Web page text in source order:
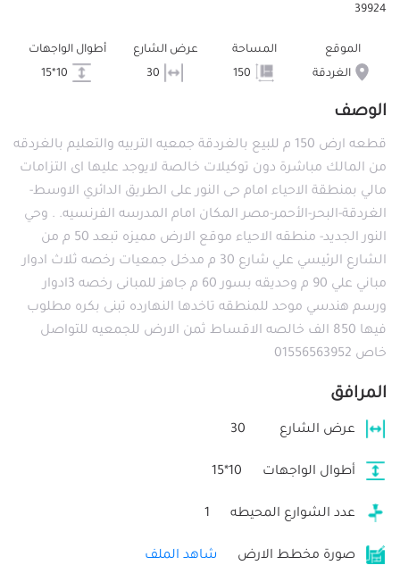
39924
الموقع
الغردقة
المساحة
عرض الشارع
أطوال الواجهات
الوصف
قطعه ارض 150 م للبيع بالغردقة جمعيه التربيه والتعليم بالغردقه
من المالك مباشرة دون توكيلات خالصة لايوجد عليها اى التزامات
مالي بمنطقة الاحياء امام حى النور على الطريق الدائري الاوسط-
الغردقة-البحر-الأحمر-مصر المكان امام المدرسه الفرنسيه. . وحي
النور الجديد- منطقه الاحياء موقع الارض مميزه تبعد 50 م من
الشارع الرئيسي علي شارع 30 م مدخل جمعيات رخصه ثلاث ادوار
مباني علي 90 م وحديقه بسور 60 م جاهز للمبانى رخصه 3ادوار
ورسم هندسي موحد للمنطقه تاخدها النهارده تبنى بكره مطلوب
فيها 850 الف خالصه الاقساط ثمن الارض للجمعيه للتواصل
خاص 01556563952
المرافق
عرض الشارع 30
أطوال الواجهات 10*15
عدد الشوارع المحيطه 1
صورة مخطط الارض شاهد الملف